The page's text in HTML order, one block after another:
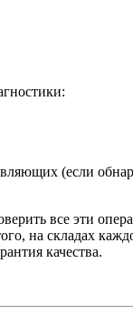
(если
все эти
на складах
качества.